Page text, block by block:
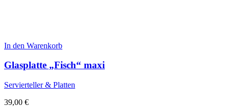
In den Warenkorb
Glasplatte „Fisch“ maxi
Servierteller & Platten
39,00 €